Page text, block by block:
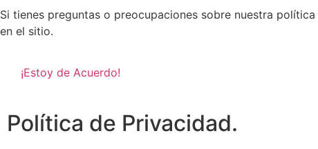
Si tienes preguntas o preocupaciones sobre nuestra
en el sitio.
¡Estoy de Acuerdo!
Política de Privacidad.